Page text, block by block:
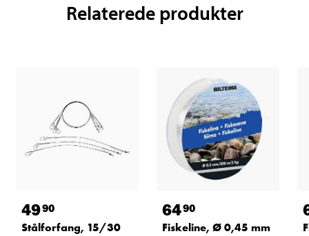
Relaterede produkter
4990
Stålforfang, 15/30
6490
Fiskeline, Ø 0,45 mm